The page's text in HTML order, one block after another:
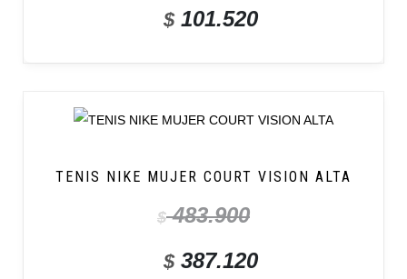
$101.520
TENIS NIKE MUJER COURT VISION ALTA
$483.900
$387.120